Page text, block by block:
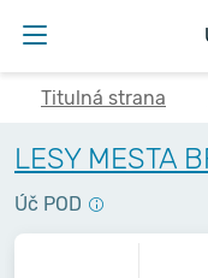
Titulná strana
LESY MESTA
Úč POD